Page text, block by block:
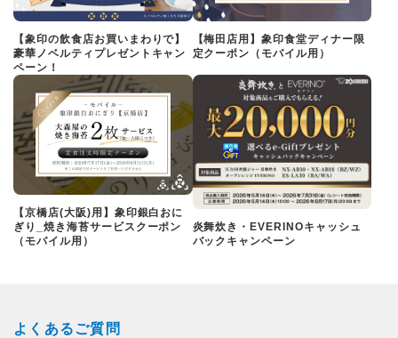
【象印の飲食店お買いまわりで】
豪華ノベルティプレゼントキャン
ペーン！
【梅田店用】象印食堂ディナー限
定クーポン（モバイル用）
【京橋店(大阪)用】象印銀白おに
ぎり_焼き海苔サービスクーポン
（モバイル用）
炎舞炊き・EVERINOキャッシュ
バックキャンペーン
よくあるご質問